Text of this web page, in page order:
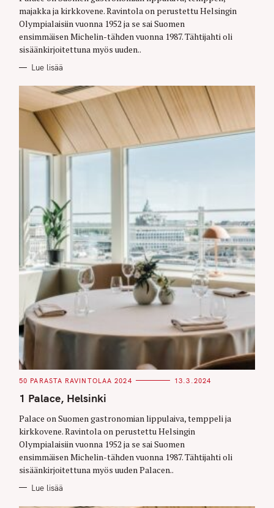
R
I
S
majakka ja kirkkovene. Ravintola on perustettu Helsingin
Olympialaisiin vuonna 1952 ja se sai Suomen
ensimmäisen Michelin-tähden vuonna 1987. Tähtijahti oli
sisäänkirjoitettuna myös uuden..
Lue lisää
C
T
E
O
R
I
S
50 PARASTA RAVINTOLAA 2024 13.3.2024
1 Palace, Helsinki
Palace on Suomen gastronomian lippulaiva, temppeli ja
kirkkovene. Ravintola on perustettu Helsingin
Olympialaisiin vuonna 1952 ja se sai Suomen
ensimmäisen Michelin-tähden vuonna 1987. Tähtijahti oli
sisäänkirjoitettuna myös uuden Palacen..
Lue lisää